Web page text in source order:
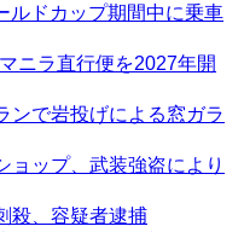
ルドカップ期間中に乗車
ニラ直行便を2027年開
ンで岩投げによる窓ガラ
ョップ、武装強盗により
殺、容疑者逮捕